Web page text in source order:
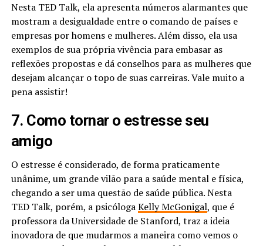
Nesta TED Talk, ela apresenta números alarmantes que
mostram a desigualdade entre o comando de países e
empresas por homens e mulheres. Além disso, ela usa
exemplos de sua própria vivência para embasar as
reflexões propostas e dá conselhos para as mulheres que
desejam alcançar o topo de suas carreiras. Vale muito a
pena assistir!
7. Como tornar o estresse seu
amigo
O estresse é considerado, de forma praticamente
unânime, um grande vilão para a saúde mental e física,
chegando a ser uma questão de saúde pública. Nesta
TED Talk, porém, a psicólogaKelly McGonigal, que é
professora da Universidade de Stanford, traz a ideia
inovadora de que mudarmos a maneira como vemos o